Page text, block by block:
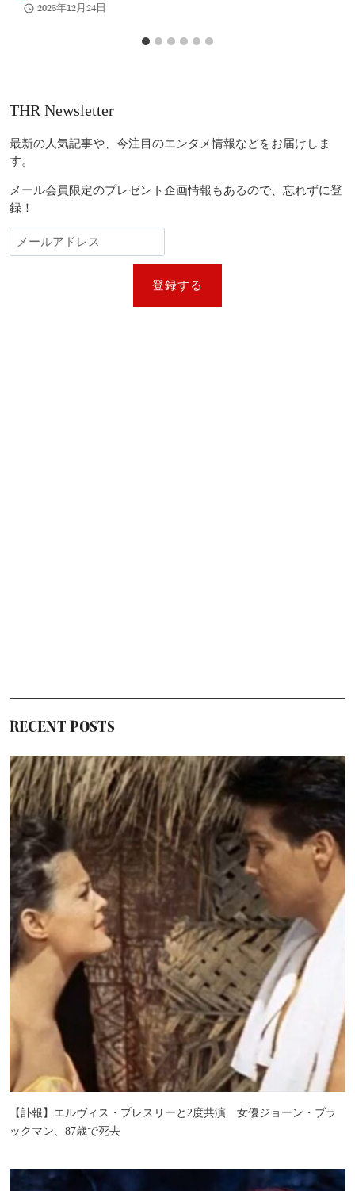
2025年12月24日
THR Newsletter
最新の人気記事や、今注目のエンタメ情報などをお届けしま
す。
メール会員限定のプレゼント企画情報もあるので、忘れずに登
録！
登録する
RECENT POSTS
【訃報】エルヴィス・プレスリーと2度共演 女優ジョーン・ブラ
ックマン、87歳で死去